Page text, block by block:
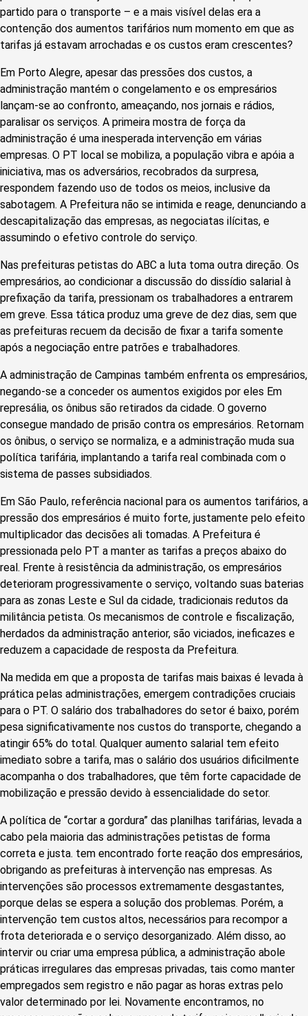
partido para o transporte – e a mais visível delas era a
contenção dos aumentos tarifários num momento em que as
tarifas já estavam arrochadas e os custos eram crescentes?
Em Porto Alegre, apesar das pressões dos custos, a
administração mantém o congelamento e os empresários
lançam-se ao confronto, ameaçando, nos jornais e rádios,
paralisar os serviços. A primeira mostra de força da
administração é uma inesperada intervenção em várias
empresas. O PT local se mobiliza, a população vibra e apóia a
iniciativa, mas os adversários, recobrados da surpresa,
respondem fazendo uso de todos os meios, inclusive da
sabotagem. A Prefeitura não se intimida e reage, denunciando a
descapitalização das empresas, as negociatas ilícitas, e
assumindo o efetivo controle do serviço.
Nas prefeituras petistas do ABC a luta toma outra direção. Os
empresários, ao condicionar a discussão do dissídio salarial à
prefixação da tarifa, pressionam os trabalhadores a entrarem
em greve. Essa tática produz uma greve de dez dias, sem que
as prefeituras recuem da decisão de fixar a tarifa somente
após a negociação entre patrões e trabalhadores.
A administração de Campinas também enfrenta os empresários,
negando-se a conceder os aumentos exigidos por eles Em
represália, os ônibus são retirados da cidade. O governo
consegue mandado de prisão contra os empresários. Retornam
os ônibus, o serviço se normaliza, e a administração muda sua
política tarifária, implantando a tarifa real combinada com o
sistema de passes subsidiados.
Em São Paulo, referência nacional para os aumentos tarifários, a
pressão dos empresários é muito forte, justamente pelo efeito
multiplicador das decisões ali tomadas. A Prefeitura é
pressionada pelo PT a manter as tarifas a preços abaixo do
real. Frente à resistência da administração, os empresários
deterioram progressivamente o serviço, voltando suas baterias
para as zonas Leste e Sul da cidade, tradicionais redutos da
militância petista. Os mecanismos de controle e fiscalização,
herdados da administração anterior, são viciados, ineficazes e
reduzem a capacidade de resposta da Prefeitura.
Na medida em que a proposta de tarifas mais baixas é levada à
prática pelas administrações, emergem contradições cruciais
para o PT. O salário dos trabalhadores do setor é baixo, porém
pesa significativamente nos custos do transporte, chegando a
atingir 65% do total. Qualquer aumento salarial tem efeito
imediato sobre a tarifa, mas o salário dos usuários dificilmente
acompanha o dos trabalhadores, que têm forte capacidade de
mobilização e pressão devido à essencialidade do setor.
A política de “cortar a gordura” das planilhas tarifárias, levada a
cabo pela maioria das administrações petistas de forma
correta e justa. tem encontrado forte reação dos empresários,
obrigando as prefeituras à intervenção nas empresas. As
intervenções são processos extremamente desgastantes,
porque delas se espera a solução dos problemas. Porém, a
intervenção tem custos altos, necessários para recompor a
frota deteriorada e o serviço desorganizado. Além disso, ao
intervir ou criar uma empresa pública, a administração abole
práticas irregulares das empresas privadas, tais como manter
empregados sem registro e não pagar as horas extras pelo
valor determinado por lei. Novamente encontramos, no